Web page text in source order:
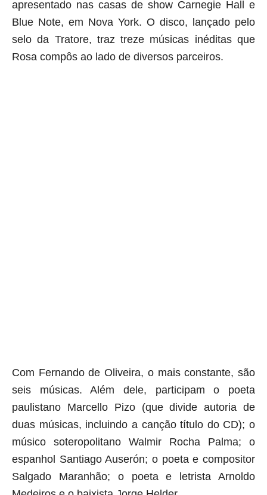
apresentado nas casas de show Carnegie Hall e
Blue Note, em Nova York. O disco, lançado pelo
selo da Tratore, traz treze músicas inéditas que
Rosa compôs ao lado de diversos parceiros.
Com Fernando de Oliveira, o mais constante, são
seis músicas. Além dele, participam o poeta
paulistano Marcello Pizo (que divide autoria de
duas músicas, incluindo a canção título do CD); o
músico soteropolitano Walmir Rocha Palma; o
espanhol Santiago Auserón; o poeta e compositor
Salgado Maranhão; o poeta e letrista Arnoldo